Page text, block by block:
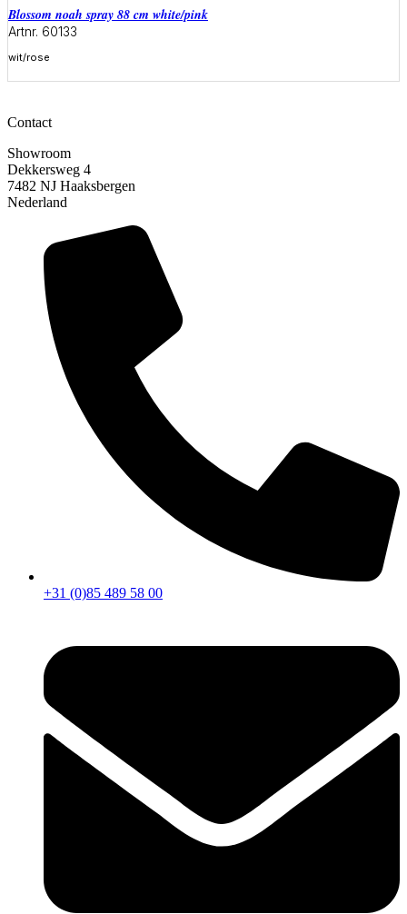
blossom noah spray 88 cm white/pink
Artnr. 60133
wit/rose
Contact
Showroom
Dekkersweg 4
7482 NJ Haaksbergen
Nederland
+31 (0)85 489 58 00